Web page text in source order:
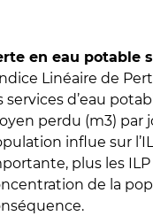
en eau potable
Linéaire de
services d’eau
perdu (m3) par
influe sur
plus les
de la